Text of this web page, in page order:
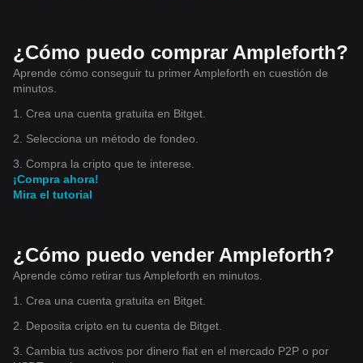
¿Cómo puedo comprar Ampleforth?
Aprende cómo conseguir tu primer Ampleforth en cuestión de
minutos.
1. Crea una cuenta gratuita en Bitget.
2. Selecciona un método de fondeo.
3. Compra la cripto que te interese.
¡Compra ahora!
Mira el tutorial
¿Cómo puedo vender Ampleforth?
Aprende cómo retirar tus Ampleforth en minutos.
1. Crea una cuenta gratuita en Bitget.
2. Deposita cripto en tu cuenta de Bitget.
3. Cambia tus activos por dinero fiat en el mercado P2P o por